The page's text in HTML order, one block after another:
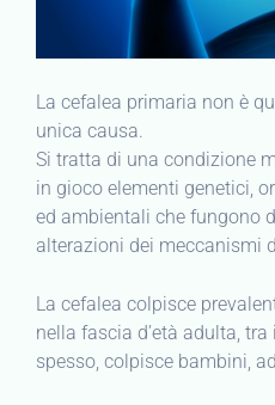
La cefalea primaria non è
unica causa.
Si tratta di una condizione
in gioco elementi genetici,
ed ambientali che fungono
alterazioni dei meccanismi
La cefalea colpisce
nella fascia d’età adulta,
spesso, colpisce bambini,